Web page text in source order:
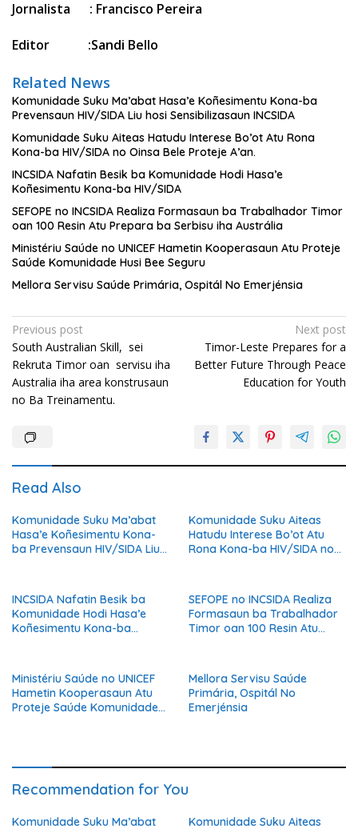
Jornalista : Francisco Pereira
Editor :Sandi Bello
Related News
Komunidade Suku Ma’abat Hasa’e Koñesimentu Kona-ba
Prevensaun HIV/SIDA Liu hosi Sensibilizasaun INCSIDA
Komunidade Suku Aiteas Hatudu Interese Bo’ot Atu Rona
Kona-ba HIV/SIDA no Oinsa Bele Proteje A’an.
INCSIDA Nafatin Besik ba Komunidade Hodi Hasa’e
Koñesimentu Kona-ba HIV/SIDA
SEFOPE no INCSIDA Realiza Formasaun ba Trabalhador Timor
oan 100 Resin Atu Prepara ba Serbisu iha Austrália
Ministériu Saúde no UNICEF Hametin Kooperasaun Atu Proteje
Saúde Komunidade Husi Bee Seguru
Mellora Servisu Saúde Primária, Ospitál No Emerjénsia
Post
navigation
Previous post
South Australian Skill, sei
Rekruta Timor oan servisu iha
Australia iha area konstrusaun
no Ba Treinamentu.
Next post
Timor-Leste Prepares for a
Better Future Through Peace
Education for Youth
Read Also
Komunidade Suku Ma’abat
Hasa’e Koñesimentu Kona-
ba Prevensaun HIV/SIDA Liu
Komunidade Suku Aiteas
Hatudu Interese Bo’ot Atu
Rona Kona-ba HIV/SIDA no
INCSIDA Nafatin Besik ba
Komunidade Hodi Hasa’e
Koñesimentu Kona-ba
SEFOPE no INCSIDA Realiza
Formasaun ba Trabalhador
Timor oan 100 Resin Atu
Ministériu Saúde no UNICEF
Hametin Kooperasaun Atu
Proteje Saúde Komunidade
Mellora Servisu Saúde
Primária, Ospitál No
Emerjénsia
Recommendation for You
Komunidade Suku Ma’abat
Komunidade Suku Aiteas